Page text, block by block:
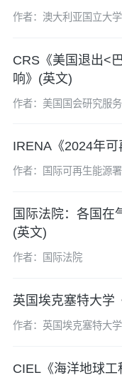
作者：澳大利亚国立大学
CRS《美国退出<
响》(英文)
作者：美国国会研究服
IRENA《2024年
作者：国际可再生能源署
国际法院：各国在
(英文)
作者：国际法院
英国埃克塞特大学
作者：英国埃克塞特大学
CIEL《海洋地球